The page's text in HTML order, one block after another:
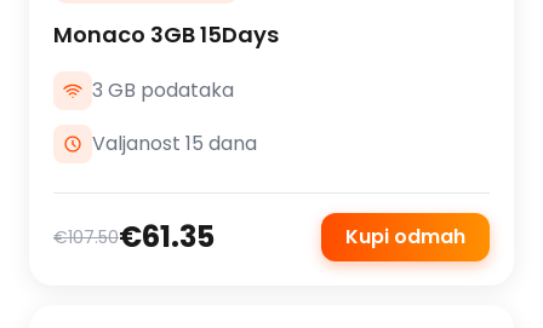
Monaco 3GB 15Days
3 GB podataka
Valjanost 15 dana
€107.50€61.35 Kupi odmah